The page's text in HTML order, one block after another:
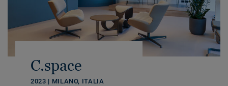
C.space
2023 | MILANO, ITALIA